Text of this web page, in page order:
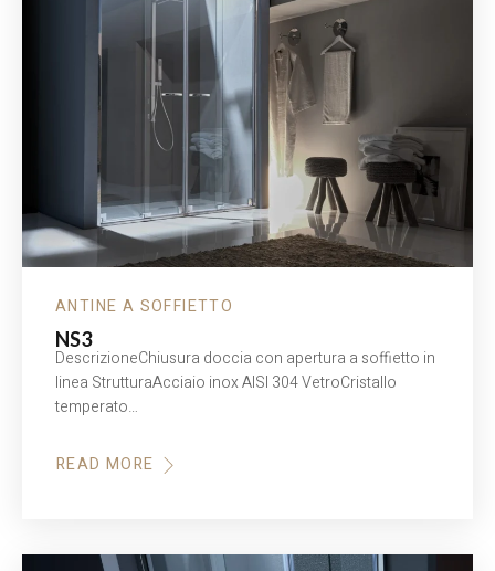
ANTINE A SOFFIETTO
NS3
DescrizioneChiusura doccia con apertura a soffietto in
linea StrutturaAcciaio inox AISI 304 VetroCristallo
temperato…
READ MORE